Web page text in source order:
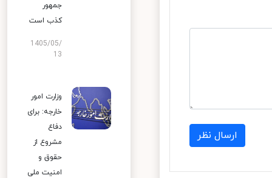
ارسال نظر
جمهور
کذب است
1405/05/
13
وزارت امور
خارجه: برای
دفاع
مشروع از
حقوق و
امنیت ملی